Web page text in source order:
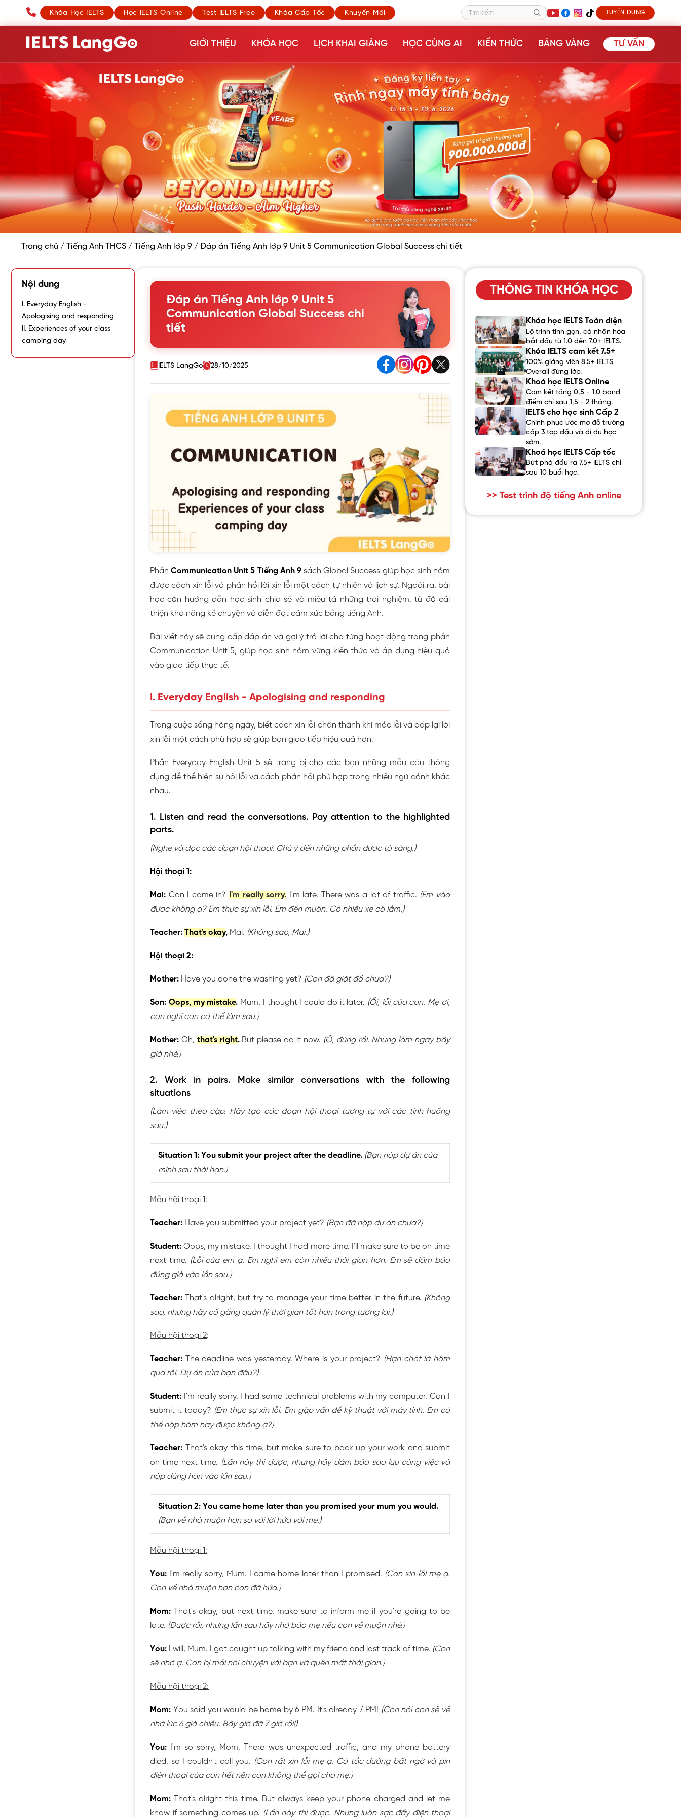
Khóa Học IELTS Học IELTS Online Test IELTS Free Khóa Cấp Tốc Khuyến Mãi Tìm kiếm TUYỂN DỤNG
GIỚI THIỆU KHÓA HỌC LỊCH KHAI GIẢNG HỌC CÙNG AI KIẾN THỨC BẢNG VÀNG TƯ VẤN
Trang chủ / Tiếng Anh THCS / Tiếng Anh lớp 9 / Đáp án Tiếng Anh lớp 9 Unit 5 Communication Global Success chi tiết
Nội dung
I. Everyday English -
Apologising and responding
II. Experiences of your class
camping day
Đáp án Tiếng Anh lớp 9 Unit 5
Communication Global Success chi
tiết
IELTS LangGo 28/10/2025
Phần Communication Unit 5 Tiếng Anh 9sách Global Success giúp học sinh nắm
được cách xin lỗi và phản hồi lời xin lỗi một cách tự nhiên và lịch sự. Ngoài ra, bài
học còn hướng dẫn học sinh chia sẻ và miêu tả những trải nghiệm, từ đó cải
thiện khả năng kể chuyện và diễn đạt cảm xúc bằng tiếng Anh.
Bài viết này sẽ cung cấp đáp án và gợi ý trả lời cho từng hoạt động trong phần
Communication Unit 5, giúp học sinh nắm vững kiến thức và áp dụng hiệu quả
vào giao tiếp thực tế.
I. Everyday English - Apologising and responding
Trong cuộc sống hàng ngày, biết cách xin lỗi chân thành khi mắc lỗi và đáp lại lời
xin lỗi một cách phù hợp sẽ giúp bạn giao tiếp hiệu quả hơn.
Phần Everyday English Unit 5 sẽ trang bị cho các bạn những mẫu câu thông
dụng để thể hiện sự hối lỗi và cách phản hồi phù hợp trong nhiều ngữ cảnh khác
nhau.
1. Listen and read the conversations. Pay attention to the highlighted
parts.
(Nghe và đọc các đoạn hội thoại. Chú ý đến những phần được tô sáng.)
Hội thoại 1:
Mai: Can I come in? I'm really sorry. I'm late. There was a lot of traffic. (Em vào
được không ạ? Em thực sự xin lỗi. Em đến muộn. Có nhiều xe cộ lắm.)
Teacher: That's okay, Mai. (Không sao, Mai.)
Hội thoại 2:
Mother: Have you done the washing yet? (Con đã giặt đồ chưa?)
Son: Oops, my mistake. Mum, I thought I could do it later. (Ối, lỗi của con. Mẹ ơi,
con nghĩ con có thể làm sau.)
Mother: Oh, that's right.But please do it now. (Ồ, đúng rồi. Nhưng làm ngay bây
giờ nhé.)
2. Work in pairs. Make similar conversations with the following
situations
(Làm việc theo cặp. Hãy tạo các đoạn hội thoại tương tự với các tình huống
sau.)
Situation 1: You submit your project after the deadline. (Bạn nộp dự án của
mình sau thời hạn.)
Mẫu hội thoại 1:
Teacher: Have you submitted your project yet? (Bạn đã nộp dự án chưa?)
Student: Oops, my mistake. I thought I had more time. I'll make sure to be on time
next time. (Lỗi của em ạ. Em nghĩ em còn nhiều thời gian hơn. Em sẽ đảm bảo
đúng giờ vào lần sau.)
Teacher: That's alright, but try to manage your time better in the future. (Không
sao, nhưng hãy cố gắng quản lý thời gian tốt hơn trong tương lai.)
Mẫu hội thoại 2:
Teacher: The deadline was yesterday. Where is your project? (Hạn chót là hôm
qua rồi. Dự án của bạn đâu?)
Student: I'm really sorry. I had some technical problems with my computer. Can I
submit it today? (Em thực sự xin lỗi. Em gặp vấn đề kỹ thuật với máy tính. Em có
thể nộp hôm nay được không ạ?)
Teacher: That's okay this time, but make sure to back up your work and submit
on time next time. (Lần này thì được, nhưng hãy đảm bảo sao lưu công việc và
nộp đúng hạn vào lần sau.)
Situation 2: You came home later than you promised your mum you would.
(Bạn về nhà muộn hơn so với lời hứa với mẹ.)
Mẫu hội thoại 1:
You: I'm really sorry, Mum. I came home later than I promised. (Con xin lỗi mẹ ạ.
Con về nhà muộn hơn con đã hứa.)
Mom: That's okay, but next time, make sure to inform me if you're going to be
late. (Được rồi, nhưng lần sau hãy nhớ báo mẹ nếu con về muộn nhé.)
You: I will, Mum. I got caught up talking with my friend and lost track of time. (Con
sẽ nhớ ạ. Con bị mải nói chuyện với bạn và quên mất thời gian.)
Mẫu hội thoại 2:
Mom: You said you would be home by 6 PM. It's already 7 PM! (Con nói con sẽ về
nhà lúc 6 giờ chiều. Bây giờ đã 7 giờ rồi!)
You: I'm so sorry, Mom. There was unexpected traffic, and my phone battery
died, so I couldn't call you. (Con rất xin lỗi mẹ ạ. Có tắc đường bất ngờ và pin
điện thoại của con hết nên con không thể gọi cho mẹ.)
Mom: That's alright this time. But always keep your phone charged and let me
know if something comes up. (Lần này thì được. Nhưng luôn sạc đầy điện thoại
THÔNG TIN KHÓA HỌC
Khóa học IELTS Toàn diện
Lộ trình tinh gọn, cá nhân hóa
bắt đầu từ 1.0 đến 7.0+ IELTS.
Khóa IELTS cam kết 7.5+
100% giảng viên 8.5+ IELTS
Overall đứng lớp.
Khoá học IELTS Online
Cam kết tăng 0,5 - 1.0 band
điểm chỉ sau 1,5 - 2 tháng.
IELTS cho học sinh Cấp 2
Chinh phục ước mơ đỗ trường
cấp 3 top đầu và đi du học
sớm.
Khoá học IELTS Cấp tốc
Bứt phá đầu ra 7.5+ IELTS chỉ
sau 10 buổi học.
>> Test trình độ tiếng Anh online